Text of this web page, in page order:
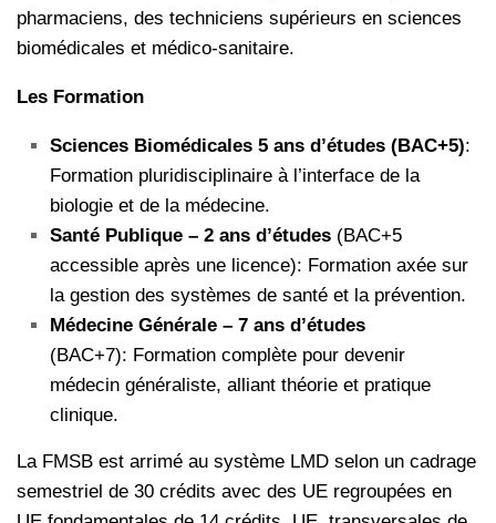
pharmaciens, des techniciens supérieurs en sciences
biomédicales et médico-sanitaire.
Les Formation
Sciences Biomédicales 5 ans d’études (BAC+5):
Formation pluridisciplinaire à l’interface de la
biologie et de la médecine.
Santé Publique – 2 ans d’études (BAC+5
accessible après une licence): Formation axée sur
la gestion des systèmes de santé et la prévention.
Médecine Générale – 7 ans d’études
(BAC+7): Formation complète pour devenir
médecin généraliste, alliant théorie et pratique
clinique.
La FMSB est arrimé au système LMD selon un cadrage
semestriel de 30 crédits avec des UE regroupées en